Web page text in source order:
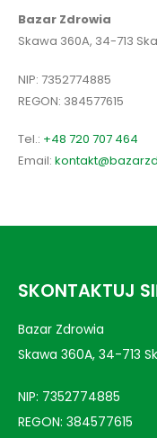
Bazar Zdrowia
Skawa 360A, 34-713
NIP: 7352774885
REGON: 384577615
Tel.: +48 720 707 464
Email:
SKONTAKTUJ
Bazar Zdrowia
Skawa 360A, 34-713
NIP: 7352774885
REGON: 384577615